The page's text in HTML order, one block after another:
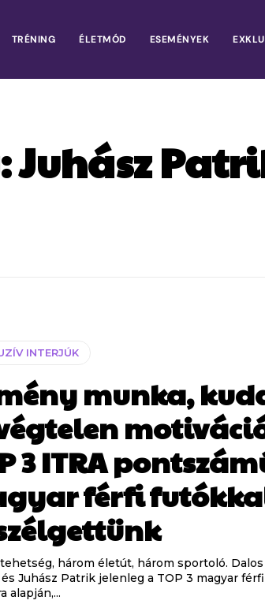
TRÉNING ÉLETMÓD ESEMÉNYEK
Juhász
INTERJÚK
munka,
3 ITRA
férfi
három életút, három sportoló. Dalos
Juhász Patrik jelenleg a TOP 3 magyar
alapján,...